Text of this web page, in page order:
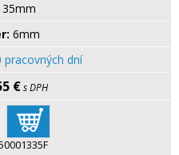
35mm
6mm
pracovných dní
€s DPH